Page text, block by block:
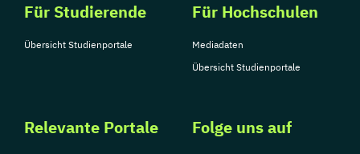
Für Studierende
Übersicht Studienportale
Für Hochschulen
Mediadaten
Übersicht Studienportale
Relevante Portale Folge uns auf